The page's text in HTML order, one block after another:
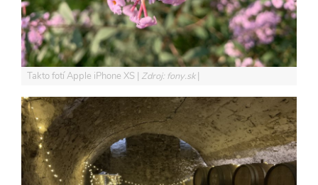
Takto fotí Apple iPhone XS Zdroj: fony.sk